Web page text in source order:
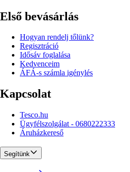
Első bevásárlás
Hogyan rendelj tőlünk?
Regisztráció
Idősáv foglalása
Kedvenceim
ÁFÁ-s számla igénylés
Kapcsolat
Tesco.hu
Ügyfélszolgálat - 0680222333
Áruházkereső
Segítünk